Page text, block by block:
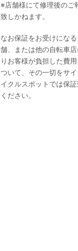
※店舗様にて修理後のご
致しかねます。
なお保証をお受けにな
舗、または他の自転車
りお客様が負担した費
ついて、その一切をサ
イクルスポットでは保
ください。